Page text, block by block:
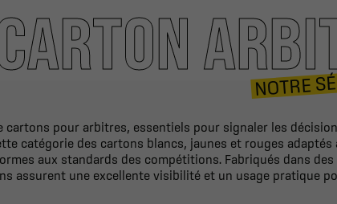
NOTRE
cartons pour arbitres, essentiels pour signaler les
catégorie des cartons blancs, jaunes et rouges
aux standards des compétitions. Fabriqués dans
assurent une excellente visibilité et un usage pratique